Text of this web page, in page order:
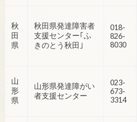
秋
田
県
秋田県発達障害者
支援センター｢ふ
きのとう秋田｣
018-
826-
8030
山
形
県
山形県発達障がい
者支援センター
023-
673-
3314